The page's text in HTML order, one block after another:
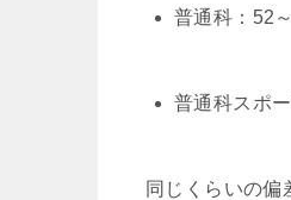
普通科：52
普通科スポ
同じくらいの偏